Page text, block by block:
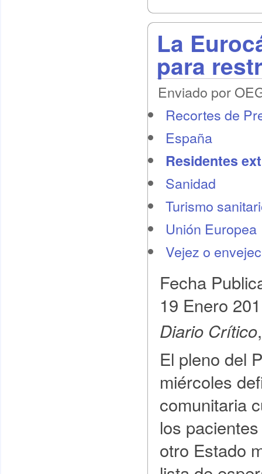
La
para
Enviado por
Recortes de
España
Residentes
Sanidad
Turismo
Unión Europea
Vejez o
Fecha
19 Enero
Diario Crítico
El pleno del
miércoles
comunitaria
los
otro Estado